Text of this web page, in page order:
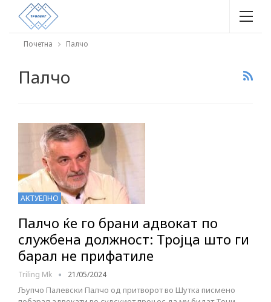
Почетна Палчо
Палчо
АКТУЕЛНО
Палчо ќе го брани адвокат по
службена должност: Тројца што ги
барал не прифатиле
Triling Mk 21/05/2024
Љупчо Палевски Палчо од притворот во Шутка писмено